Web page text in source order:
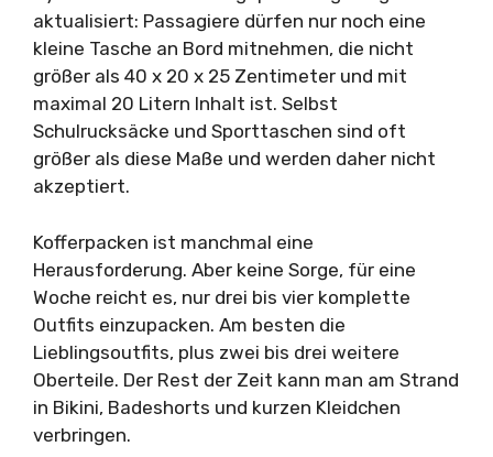
aktualisiert: Passagiere dürfen nur noch eine
kleine Tasche an Bord mitnehmen, die nicht
größer als 40 x 20 x 25 Zentimeter und mit
maximal 20 Litern Inhalt ist. Selbst
Schulrucksäcke und Sporttaschen sind oft
größer als diese Maße und werden daher nicht
akzeptiert.
Kofferpacken ist manchmal eine
Herausforderung. Aber keine Sorge, für eine
Woche reicht es, nur drei bis vier komplette
Outfits einzupacken. Am besten die
Lieblingsoutfits, plus zwei bis drei weitere
Oberteile. Der Rest der Zeit kann man am Strand
in Bikini, Badeshorts und kurzen Kleidchen
verbringen.